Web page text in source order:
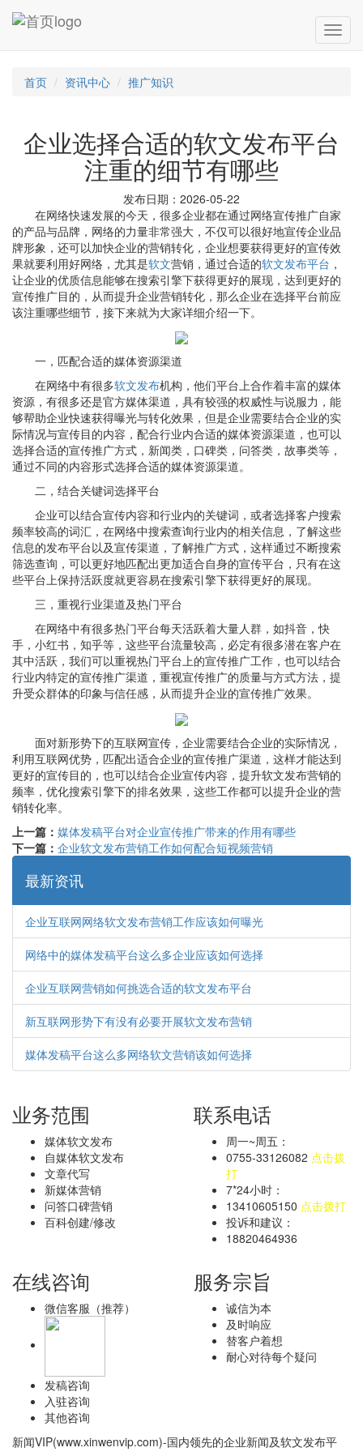
首页 资讯中心 推广知识
企业选择合适的软文发布平台
注重的细节有哪些
发布日期：2026-05-22
在网络快速发展的今天，很多企业都在通过网络宣传推广自家
的产品与品牌，网络的力量非常强大，不仅可以很好地宣传企业品
牌形象，还可以加快企业的营销转化，企业想要获得更好的宣传效
果就要利用好网络，尤其是软文营销，通过合适的软文发布平台 ，
让企业的优质信息能够在搜索引擎下获得更好的展现，达到更好的
宣传推广目的，从而提升企业营销转化，那么企业在选择平台前应
该注重哪些细节，接下来就为大家详细介绍一下。
一，匹配合适的媒体资源渠道
在网络中有很多软文发布机构，他们平台上合作着丰富的媒体
资源，有很多还是官方媒体渠道，具有较强的权威性与说服力，能
够帮助企业快速获得曝光与转化效果，但是企业需要结合企业的实
际情况与宣传目的内容，配合行业内合适的媒体资源渠道，也可以
选择合适的宣传推广方式，新闻类，口碑类，问答类，故事类等，
通过不同的内容形式选择合适的媒体资源渠道。
二，结合关键词选择平台
企业可以结合宣传内容和行业内的关键词，或者选择客户搜索
频率较高的词汇，在网络中搜索查询行业内的相关信息，了解这些
信息的发布平台以及宣传渠道，了解推广方式，这样通过不断搜索
筛选查询，可以更好地匹配出更加适合自身的宣传平台，只有在这
些平台上保持活跃度就更容易在搜索引擎下获得更好的展现。
三，重视行业渠道及热门平台
在网络中有很多热门平台每天活跃着大量人群，如抖音，快
手，小红书，知乎等，这些平台流量较高，必定有很多潜在客户在
其中活跃，我们可以重视热门平台上的宣传推广工作，也可以结合
行业内特定的宣传推广渠道，重视宣传推广的质量与方式方法，提
升受众群体的印象与信任感，从而提升企业的宣传推广效果。
面对新形势下的互联网宣传，企业需要结合企业的实际情况，
利用互联网优势，匹配出适合企业的宣传推广渠道，这样才能达到
更好的宣传目的，也可以结合企业宣传内容，提升软文发布营销的
频率，优化搜索引擎下的排名效果，这些工作都可以提升企业的营
销转化率。
上一篇： 媒体发稿平台对企业宣传推广带来的作用有哪些
下一篇： 企业软文发布营销工作如何配合短视频营销
最新资讯
企业互联网网络软文发布营销工作应该如何曝光
网络中的媒体发稿平台这么多企业应该如何选择
企业互联网营销如何挑选合适的软文发布平台
新互联网形势下有没有必要开展软文发布营销
媒体发稿平台这么多网络软文营销该如何选择
业务范围
媒体软文发布
自媒体软文发布
文章代写
新媒体营销
问答口碑营销
百科创建/修改
联系电话
周一~周五：
0755-33126082 点击拨
打
7*24小时：
13410605150 点击拨打
投诉和建议：
18820464936
在线咨询
微信客服（推荐）
发稿咨询
入驻咨询
其他咨询
服务宗旨
诚信为本
及时响应
替客户着想
耐心对待每个疑问
新闻VIP(www.xinwenvip.com)-国内领先的企业新闻及软文发布平